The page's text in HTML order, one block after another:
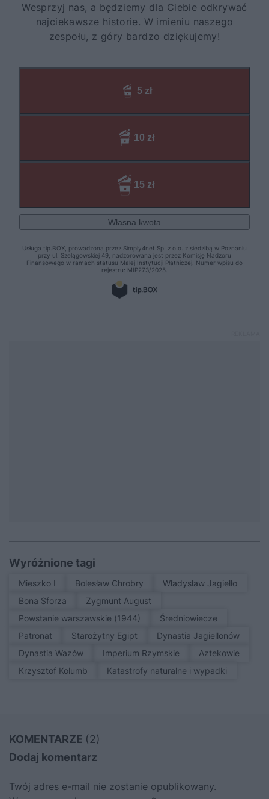
Wyróżnione tagi
Mieszko I Bolesław Chrobry
Władysław Jagiełło
Bona Sforza
Zygmunt August
Powstanie warszawskie (1944)
średniowiecze
patronat
Starożytny Egipt
Dynastia Jagiellonów
Dynastia Wazów
Imperium Rzymskie
Aztekowie
Krzysztof Kolumb
Katastrofy naturalne i wypadki
KOMENTARZE (2)
Dodaj komentarz
Twój adres e-mail nie zostanie opublikowany.